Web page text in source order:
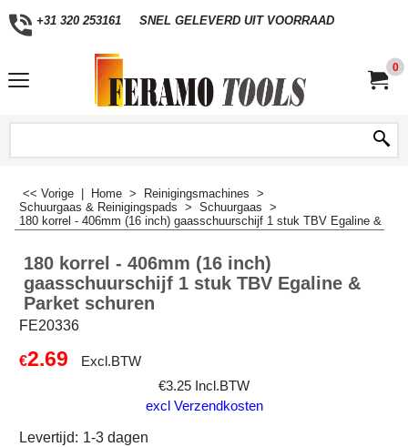
+31 320 253161 SNEL GELEVERD UIT VOORRAAD
0
<< Vorige Home > Reinigingsmachines >
Schuurgaas & Reinigingspads > Schuurgaas >
180 korrel - 406mm (16 inch) gaasschuurschijf 1 stuk TBV Egaline &
180 korrel - 406mm (16 inch)
gaasschuurschijf 1 stuk TBV Egaline &
Parket schuren
FE20336
€2.69
Excl.BTW
€3.25 Incl.BTW
excl Verzendkosten
Levertijd: 1-3 dagen